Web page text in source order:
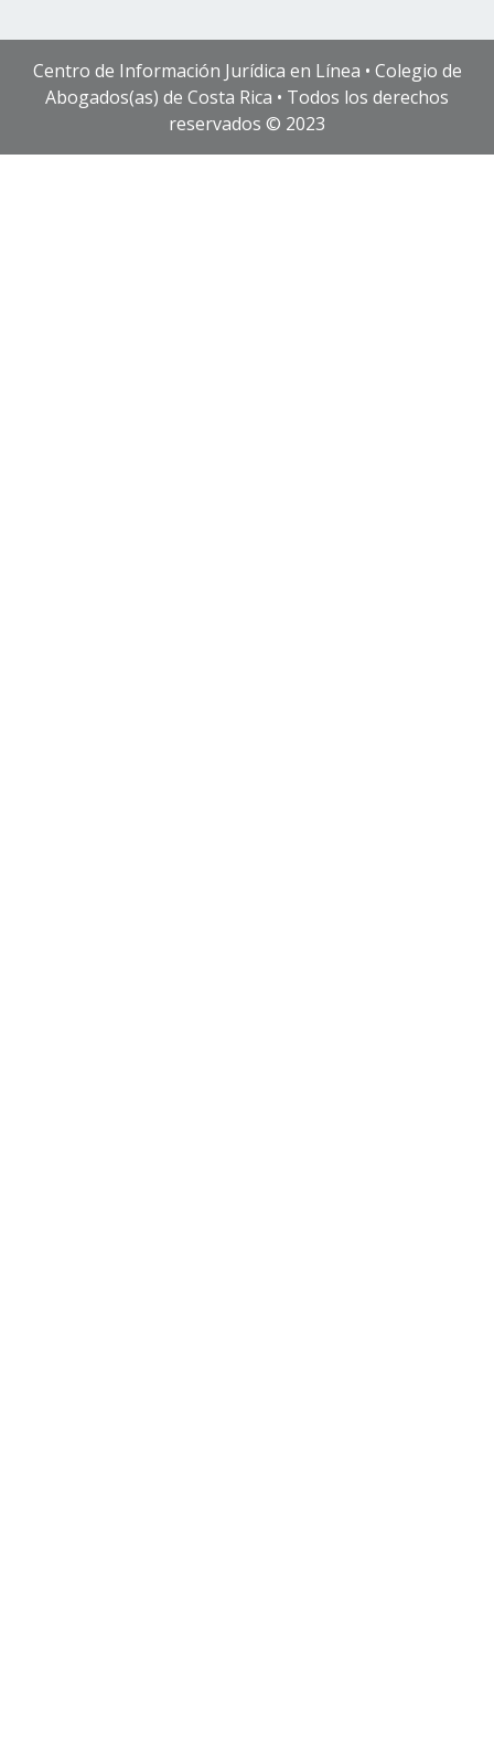
Centro de Información Jurídica en Línea • Colegio de
Abogados(as) de Costa Rica • Todos los derechos
reservados © 2023